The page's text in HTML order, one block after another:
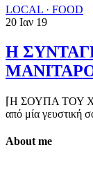
LOCAL · FOOD
20 Ιαν 19
Η
⌈Η ΣΟΥΠΑ ΤΟΥ
από μία γευστική
About me